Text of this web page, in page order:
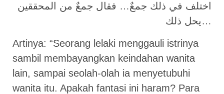
اختلف في ذلك جمعٌ… فقال جمعٌ من المحققين
يحل ذلك…
Artinya: “Seorang lelaki menggauli istrinya
sambil membayangkan keindahan wanita
lain, sampai seolah-olah ia menyetubuhi
wanita itu. Apakah fantasi ini haram? Para